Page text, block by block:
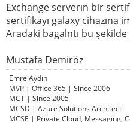
Exchange serverın bir
sertifikayı galaxy cihazına
Aradaki bagalntı bu şekilde
Mustafa Demiröz
Emre Aydın
MVP | Office 365 | Since 2006
MCT | Since 2005
MCSD | Azure Solutions Architect
MCSE | Private Cloud, Messaging,